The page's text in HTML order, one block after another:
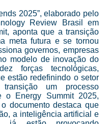
2025”, elaborado pelo
Review Brasil em
aponta que a transição
meta futura e se tornou
governos, empresas
modelo de inovação do
forças tecnológicas,
estão redefinindo o setor
um processo
o Energy Summit 2025,
documento destaca que
a inteligência artificial e